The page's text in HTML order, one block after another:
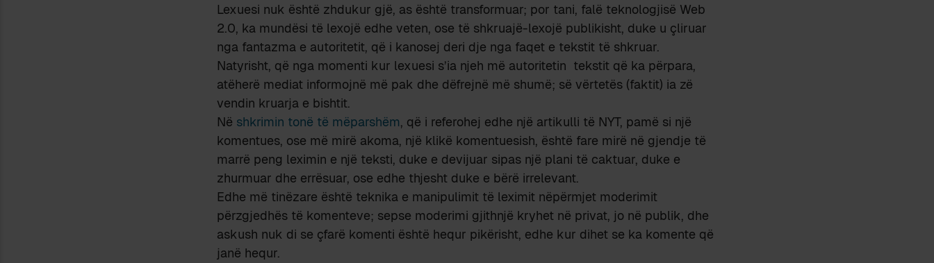
Lexuesi nuk është zhdukur gjë, as është transformuar; por tani, falë teknologjisë Web
2.0, ka mundësi të lexojë edhe veten, ose të shkruajë-lexojë publikisht, duke u çliruar
nga fantazma e autoritetit, që i kanosej deri dje nga faqet e tekstit të shkruar.
Natyrisht, që nga momenti kur lexuesi s’ia njeh më autoritetin tekstit që ka përpara,
atëherë mediat informojnë më pak dhe dëfrejnë më shumë; së vërtetës (faktit) ia zë
vendin kruarja e bishtit.
Në shkrimin tonë të mëparshëm, që i referohej edhe një artikulli të NYT, pamë si një
komentues, ose më mirë akoma, një klikë komentuesish, është fare mirë në gjendje të
marrë peng leximin e një teksti, duke e devijuar sipas një plani të caktuar, duke e
zhurmuar dhe errësuar, ose edhe thjesht duke e bërë irrelevant.
Edhe më tinëzare është teknika e manipulimit të leximit nëpërmjet moderimit
përzgjedhës të komenteve; sepse moderimi gjithnjë kryhet në privat, jo në publik, dhe
askush nuk di se çfarë komenti është hequr pikërisht, edhe kur dihet se ka komente që
janë hequr.